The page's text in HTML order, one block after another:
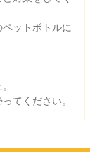
ットボトルに
てください。